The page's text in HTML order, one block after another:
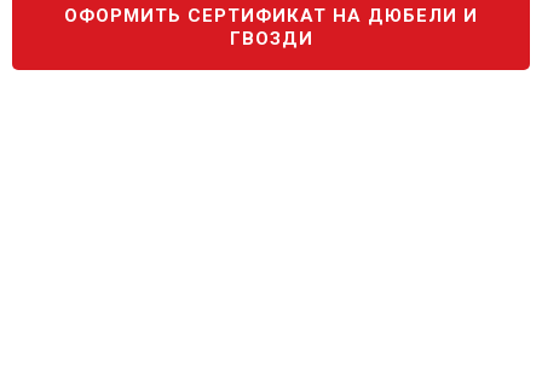
ОФОРМИТЬ СЕРТИФИКАТ НА ДЮБЕЛИ И
ГВОЗДИ